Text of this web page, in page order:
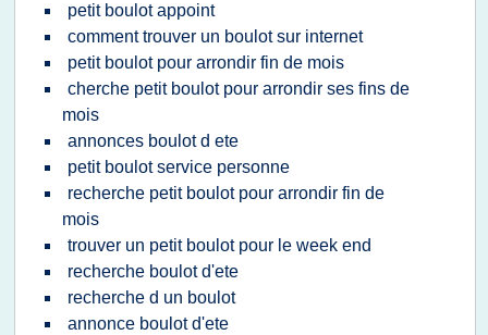
petit boulot appoint
comment trouver un boulot sur internet
petit boulot pour arrondir fin de mois
cherche petit boulot pour arrondir ses fins de
mois
annonces boulot d ete
petit boulot service personne
recherche petit boulot pour arrondir fin de
mois
trouver un petit boulot pour le week end
recherche boulot d'ete
recherche d un boulot
annonce boulot d'ete